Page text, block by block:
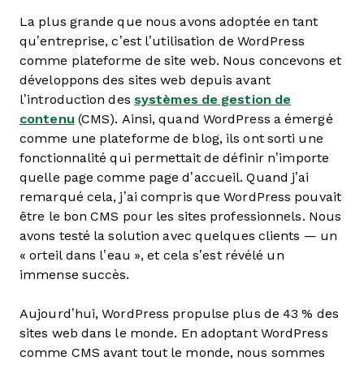
La plus grande que nous avons adoptée en tant
qu’entreprise, c’est l’utilisation de WordPress
comme plateforme de site web. Nous concevons et
développons des sites web depuis avant
l’introduction des systèmes de gestion de
contenu (CMS). Ainsi, quand WordPress a émergé
comme une plateforme de blog, ils ont sorti une
fonctionnalité qui permettait de définir n’importe
quelle page comme page d’accueil. Quand j’ai
remarqué cela, j’ai compris que WordPress pouvait
être le bon CMS pour les sites professionnels. Nous
avons testé la solution avec quelques clients — un
« orteil dans l’eau », et cela s’est révélé un
immense succès.
Aujourd’hui, WordPress propulse plus de 43 % des
sites web dans le monde. En adoptant WordPress
comme CMS avant tout le monde, nous sommes